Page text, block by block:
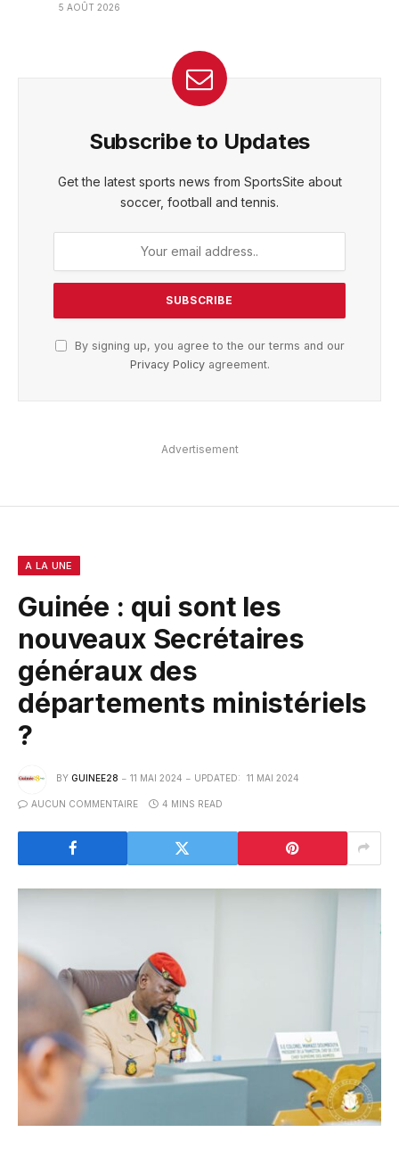
5 AOÛT 2026
Subscribe to Updates
Get the latest sports news from SportsSite about
soccer, football and tennis.
By signing up, you agree to the our terms and our
Privacy Policyagreement.
Advertisement
A LA UNE
Guinée : qui sont les
nouveaux Secrétaires
généraux des
départements ministériels
?
BY GUINEE28 11 MAI 2024 UPDATED: 11 MAI 2024
AUCUN COMMENTAIRE 4 MINS READ